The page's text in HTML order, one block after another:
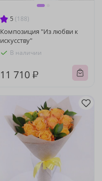
5 (188)
Композиция "Из любви к
искусству"
В наличии
11 710 ₽